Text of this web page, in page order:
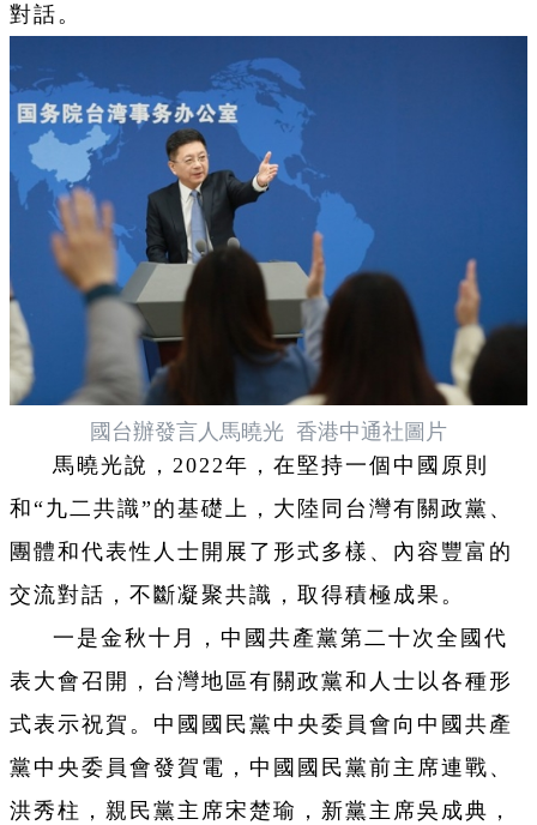
對話。
國台辦發言人馬曉光 香港中通社圖片
馬曉光說，2022年，在堅持一個中國原則
和“九二共識”的基礎上，大陸同台灣有關政黨、
團體和代表性人士開展了形式多樣、內容豐富的
交流對話，不斷凝聚共識，取得積極成果。
一是金秋十月，中國共產黨第二十次全國代
表大會召開，台灣地區有關政黨和人士以各種形
式表示祝賀。中國國民黨中央委員會向中國共產
黨中央委員會發賀電，中國國民黨前主席連戰、
洪秀柱，親民黨主席宋楚瑜，新黨主席吳成典，